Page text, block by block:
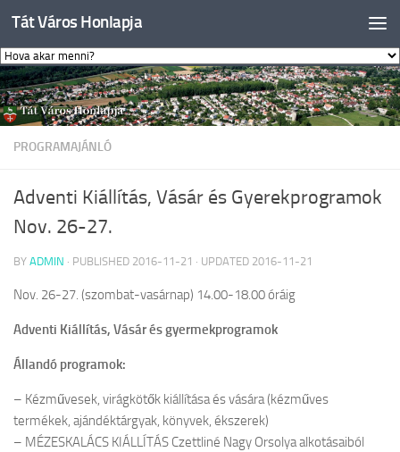
Skip to content
Tát Város Honlapja
PROGRAMAJÁNLÓ
Adventi Kiállítás, Vásár és Gyerekprogramok
Nov. 26-27.
BY ADMIN · PUBLISHED 2016-11-21 · UPDATED 2016-11-21
Nov. 26-27. (szombat-vasárnap) 14.00-18.00 óráig
Adventi Kiállítás, Vásár és gyermekprogramok
Állandó programok:
– Kézművesek, virágkötők kiállítása és vására (kézműves
termékek, ajándéktárgyak, könyvek, ékszerek)
– MÉZESKALÁCS KIÁLLÍTÁS Czettliné Nagy Orsolya alkotásaiból